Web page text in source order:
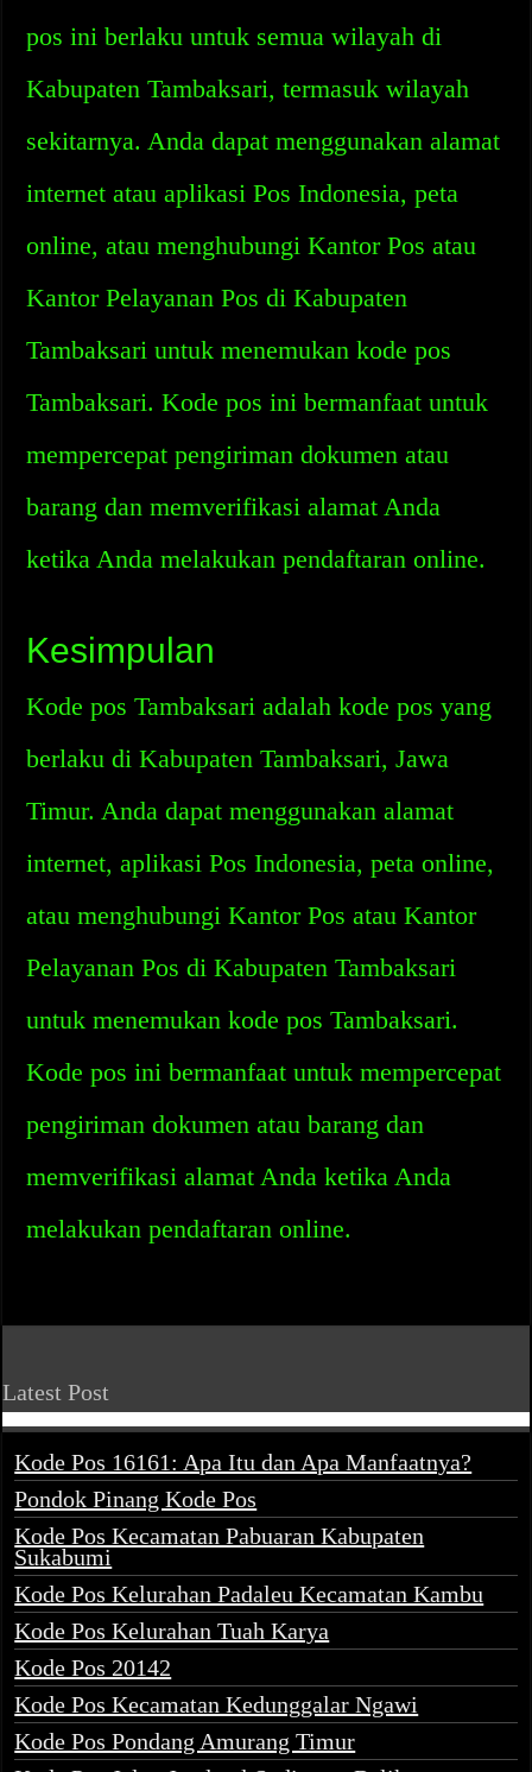
pos ini berlaku untuk semua wilayah di
Kabupaten Tambaksari, termasuk wilayah
sekitarnya. Anda dapat menggunakan alamat
internet atau aplikasi Pos Indonesia, peta
online, atau menghubungi Kantor Pos atau
Kantor Pelayanan Pos di Kabupaten
Tambaksari untuk menemukan kode pos
Tambaksari. Kode pos ini bermanfaat untuk
mempercepat pengiriman dokumen atau
barang dan memverifikasi alamat Anda
ketika Anda melakukan pendaftaran online.
Kesimpulan
Kode pos Tambaksari adalah kode pos yang
berlaku di Kabupaten Tambaksari, Jawa
Timur. Anda dapat menggunakan alamat
internet, aplikasi Pos Indonesia, peta online,
atau menghubungi Kantor Pos atau Kantor
Pelayanan Pos di Kabupaten Tambaksari
untuk menemukan kode pos Tambaksari.
Kode pos ini bermanfaat untuk mempercepat
pengiriman dokumen atau barang dan
memverifikasi alamat Anda ketika Anda
melakukan pendaftaran online.
Latest Post
Kode Pos 16161: Apa Itu dan Apa Manfaatnya?
Pondok Pinang Kode Pos
Kode Pos Kecamatan Pabuaran Kabupaten
Sukabumi
Kode Pos Kelurahan Padaleu Kecamatan Kambu
Kode Pos Kelurahan Tuah Karya
Kode Pos 20142
Kode Pos Kecamatan Kedunggalar Ngawi
Kode Pos Pondang Amurang Timur